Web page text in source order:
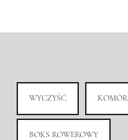
WYCZYŚĆ
BOKS ROWEROWY